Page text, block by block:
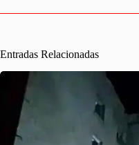
Entradas Relacionadas